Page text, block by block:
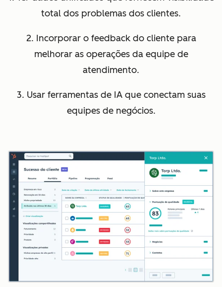
total dos problemas dos clientes.
2. Incorporar o feedback do cliente para
melhorar as operações da equipe de
atendimento.
3. Usar ferramentas de IA que conectam suas
equipes de negócios.